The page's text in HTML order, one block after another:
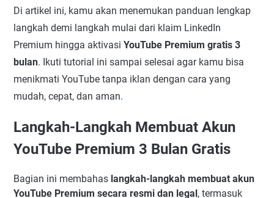
Di artikel ini, kamu akan menemukan panduan lengkap
langkah demi langkah mulai dari klaim LinkedIn
Premium hingga aktivasi YouTube Premium gratis 3
bulan. Ikuti tutorial ini sampai selesai agar kamu bisa
menikmati YouTube tanpa iklan dengan cara yang
mudah, cepat, dan aman.
Langkah-Langkah Membuat Akun
YouTube Premium 3 Bulan Gratis
Bagian ini membahas langkah-langkah membuat akun
YouTube Premium secara resmi dan legal, termasuk